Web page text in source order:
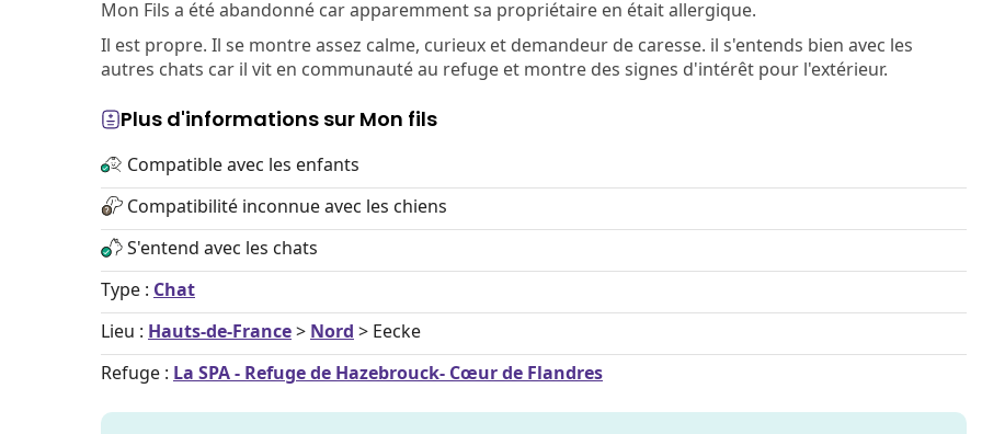
Mon Fils a été abandonné car apparemment sa propriétaire en était allergique.
Il est propre. Il se montre assez calme, curieux et demandeur de caresse. il s'entends bien avec les
autres chats car il vit en communauté au refuge et montre des signes d'intérêt pour l'extérieur.
Plus d'informations sur Mon fils
Compatible avec les enfants
Compatibilité inconnue avec les chiens
S'entend avec les chats
Type : Chat
Lieu : Hauts-de-France> Nord > Eecke
Refuge : La SPA - Refuge de Hazebrouck- Cœur de Flandres